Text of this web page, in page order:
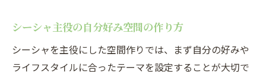
シーシャ主役の自分好み空間の作り方
シーシャを主役にした空間作りでは、まず自分の好みや
ライフスタイルに合ったテーマを設定することが大切で